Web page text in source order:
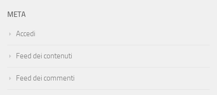
META
Accedi
Feed dei contenuti
Feed dei commenti